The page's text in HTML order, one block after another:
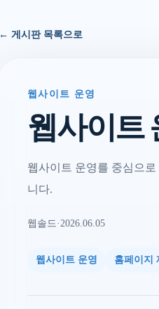
← 게시판 목록으로
웹사이트 운영
웹사이트
웹사이트 운영를 중심으
니다.
웹솔드·2026.06.05
웹사이트 운영 홈페이지